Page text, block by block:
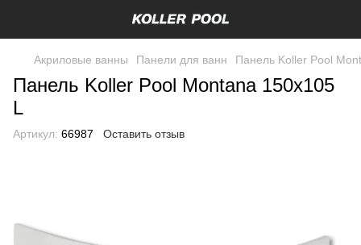
Акриловые ванны Панели для ванн Панель Koller Pool
Панель Koller Pool Montana 150х105
L
Артикул: 66987 Оставить отзыв